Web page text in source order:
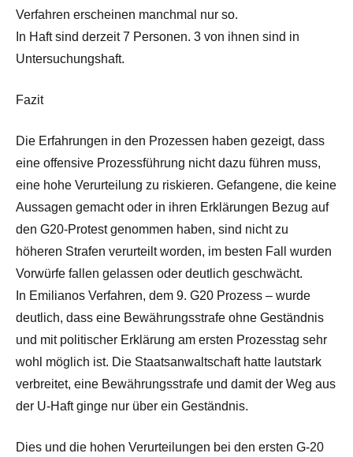
Verfahren erscheinen manchmal nur so.
In Haft sind derzeit 7 Personen. 3 von ihnen sind in
Untersuchungshaft.
Fazit
Die Erfahrungen in den Prozessen haben gezeigt, dass
eine offensive Prozessführung nicht dazu führen muss,
eine hohe Verurteilung zu riskieren. Gefangene, die keine
Aussagen gemacht oder in ihren Erklärungen Bezug auf
den G20-Protest genommen haben, sind nicht zu
höheren Strafen verurteilt worden, im besten Fall wurden
Vorwürfe fallen gelassen oder deutlich geschwächt.
In Emilianos Verfahren, dem 9. G20 Prozess – wurde
deutlich, dass eine Bewährungsstrafe ohne Geständnis
und mit politischer Erklärung am ersten Prozesstag sehr
wohl möglich ist. Die Staatsanwaltschaft hatte lautstark
verbreitet, eine Bewährungsstrafe und damit der Weg aus
der U-Haft ginge nur über ein Geständnis.
Dies und die hohen Verurteilungen bei den ersten G-20